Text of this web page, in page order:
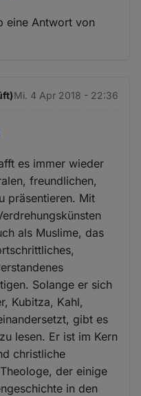
eine Antwort von
Mi. 4 Apr 2018 - 22:36
es immer wieder
freundlichen,
präsentieren. Mit
als Muslime, das
Solange er sich
Kubitza, Kahl,
gibt es
lesen. Er ist im Kern
christliche
der einige
in den